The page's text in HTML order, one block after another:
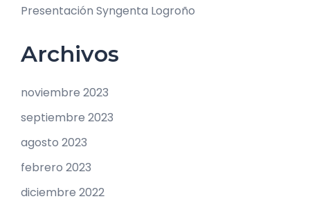
Presentación Syngenta Logroño
Archivos
noviembre 2023
septiembre 2023
agosto 2023
febrero 2023
diciembre 2022